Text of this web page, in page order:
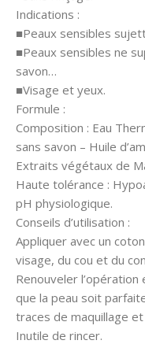
Indications :
■Peaux sensibles
■Peaux sensibles ne
savon…
■Visage et yeux.
Formule :
Composition : Eau
sans savon – Huile
Extraits végétaux de
Haute tolérance :
pH physiologique.
Conseils d’utilisation :
Appliquer avec un
visage, du cou et du
Renouveler l’opération
que la peau soit
traces de maquillage et
Inutile de rincer.